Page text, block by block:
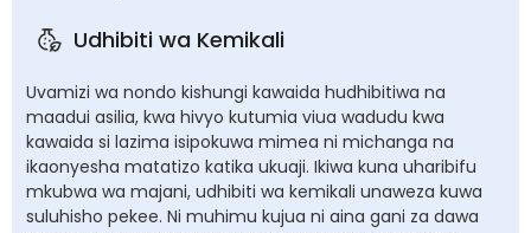
Udhibiti wa Kemikali
Uvamizi wa nondo kishungi kawaida hudhibitiwa na
maadui asilia, kwa hivyo kutumia viua wadudu kwa
kawaida si lazima isipokuwa mimea ni michanga na
ikaonyesha matatizo katika ukuaji. Ikiwa kuna uharibifu
mkubwa wa majani, udhibiti wa kemikali unaweza kuwa
suluhisho pekee. Ni muhimu kujua ni aina gani za dawa